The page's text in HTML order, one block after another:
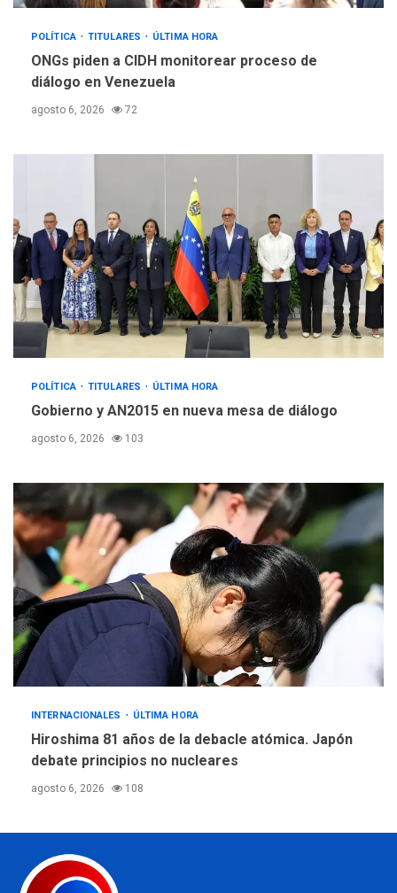
POLÍTICA TITULARES ÚLTIMA HORA
ONGs piden a CIDH monitorear proceso de
diálogo en Venezuela
agosto 6, 2026 72
POLÍTICA TITULARES ÚLTIMA HORA
Gobierno y AN2015 en nueva mesa de diálogo
agosto 6, 2026 103
INTERNACIONALES ÚLTIMA HORA
Hiroshima 81 años de la debacle atómica. Japón
debate principios no nucleares
agosto 6, 2026 108